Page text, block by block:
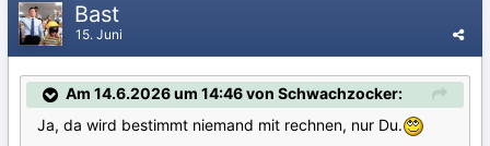
Bast
15. Juni
Am 14.6.2026 um 14:46 von Schwachzocker:
Ja, da wird bestimmt niemand mit rechnen, nur Du.